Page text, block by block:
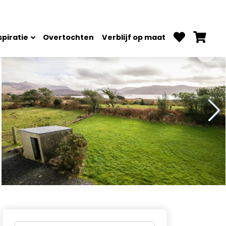
Overtochten Verblijf op maat